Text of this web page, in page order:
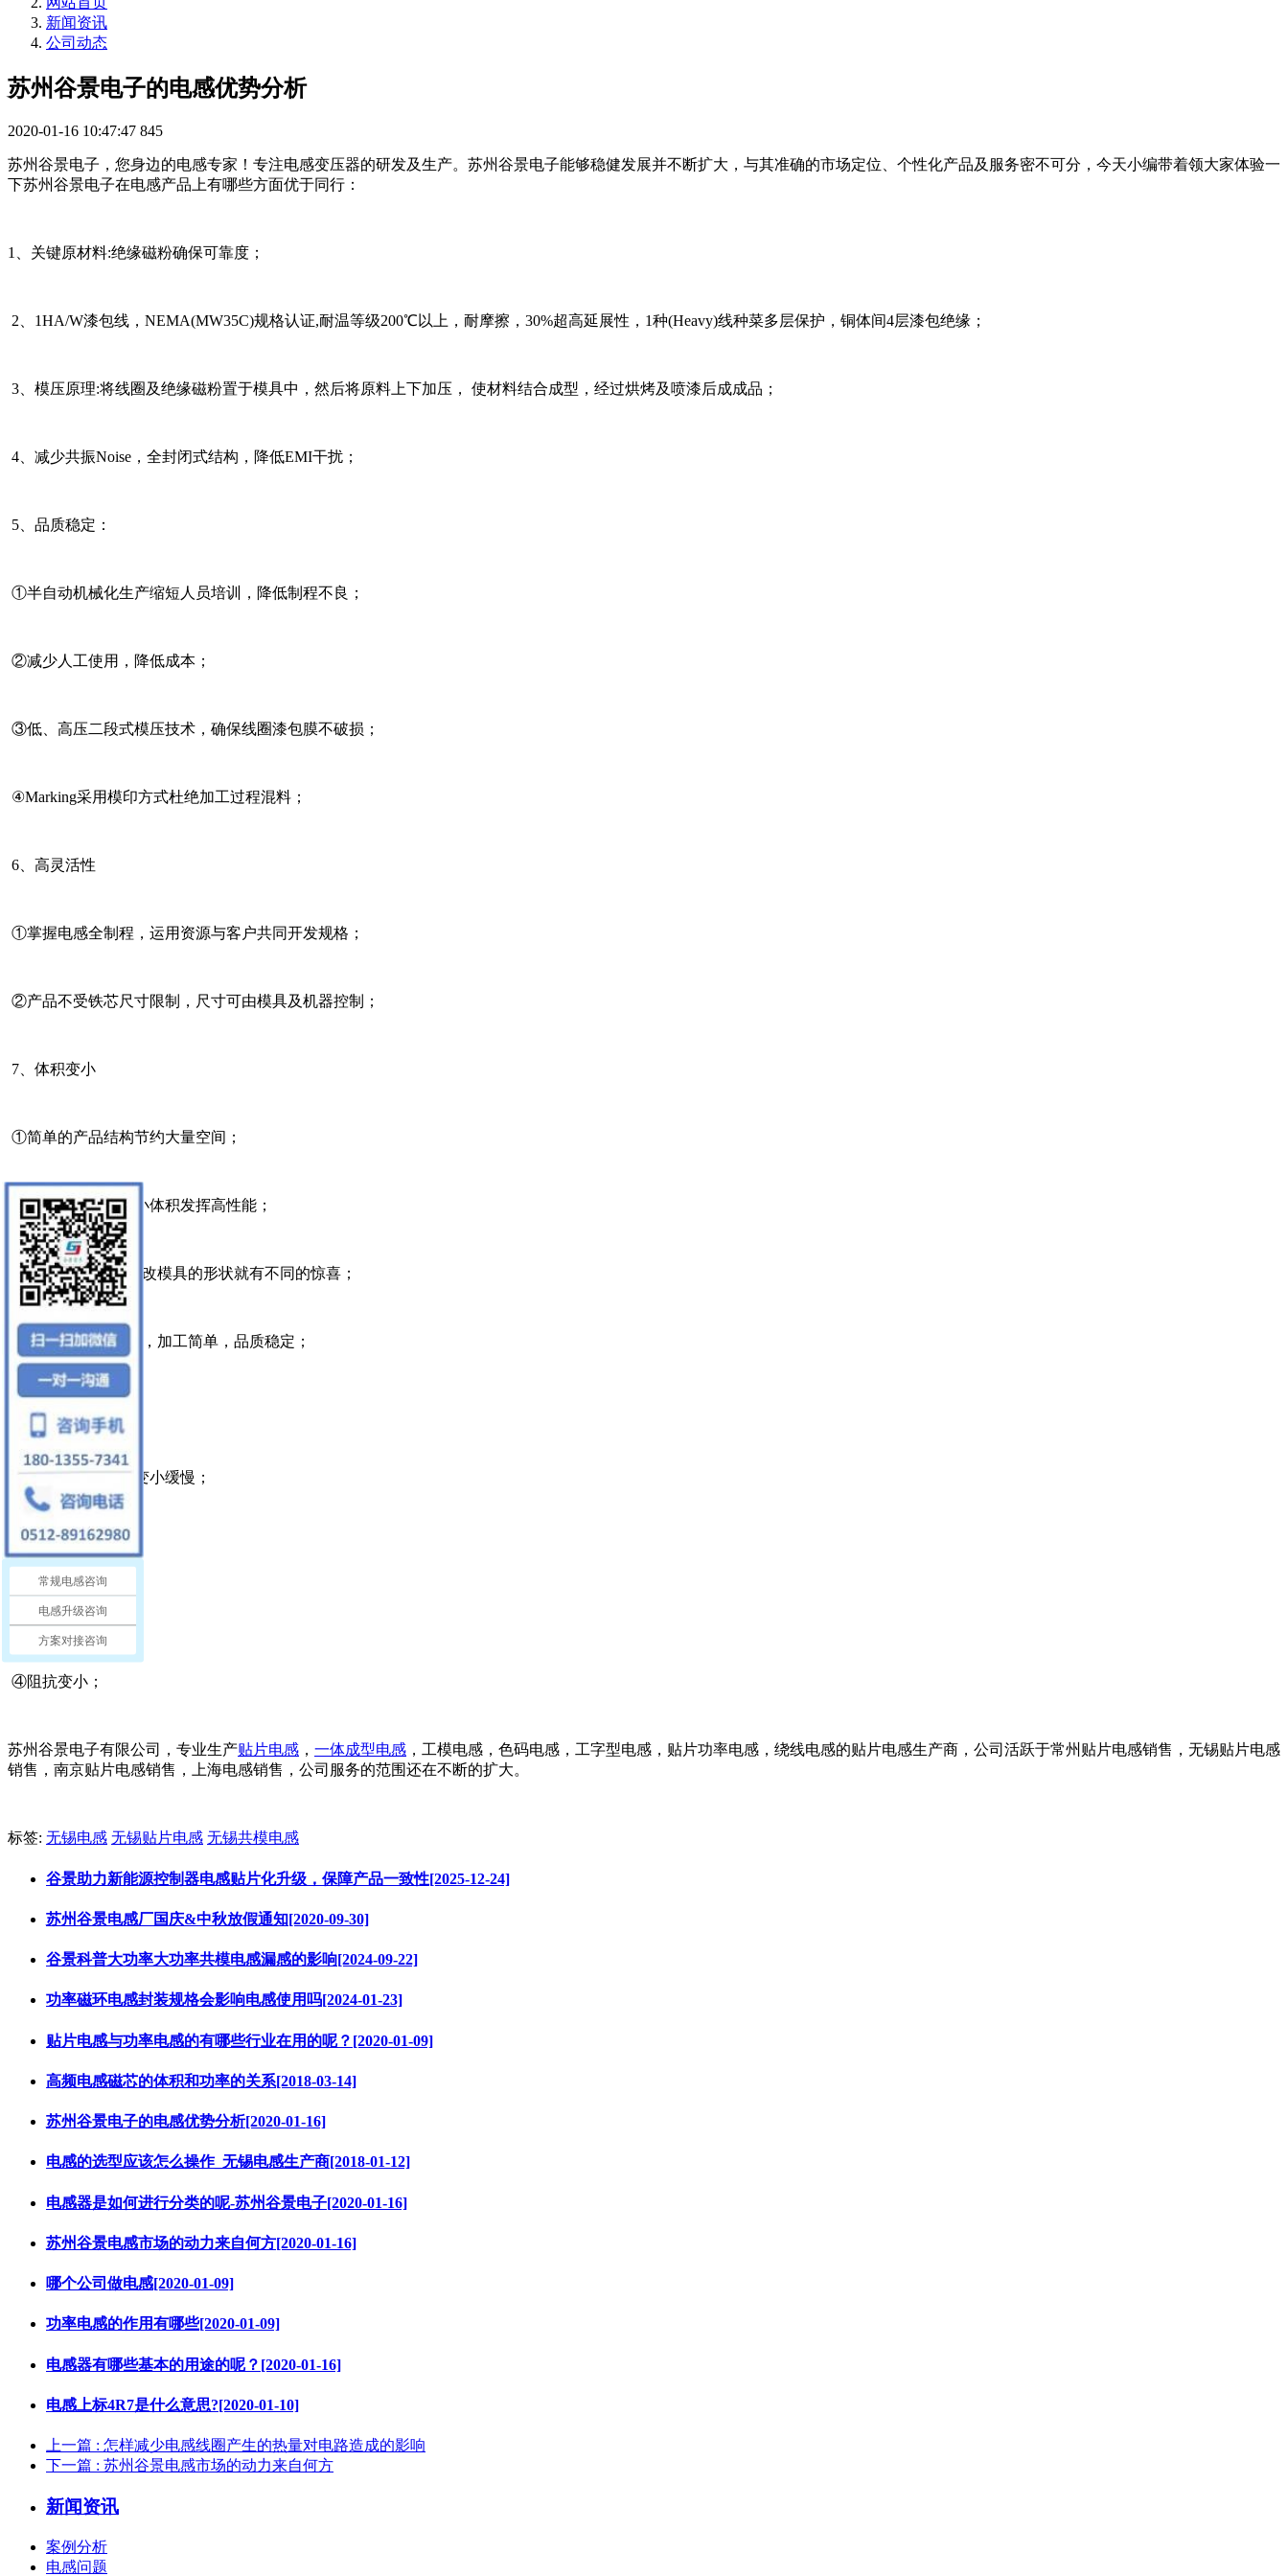
新闻资讯
公司动态
苏州谷景电子的电感优势分析
2020-01-16 10:47:47 845
苏州谷景电子，您身边的电感专家！专注电感变压器的研发及生产。苏州谷景电子能够稳健发展并不断扩大，与其准确的市场定位、个性化产品及服务密不可分，今天小编带着领大家体验一
下苏州谷景电子在电感产品上有哪些方面优于同行：
1、关键原材料:绝缘磁粉确保可靠度；
2、1HA/W漆包线，NEMA(MW35C)规格认证,耐温等级200℃以上，耐摩擦，30%超高延展性，1种(Heavy)线种菜多层保护，铜体间4层漆包绝缘；
3、模压原理:将线圈及绝缘磁粉置于模具中，然后将原料上下加压， 使材料结合成型，经过烘烤及喷漆后成成品；
4、减少共振Noise，全封闭式结构，降低EMI干扰；
5、品质稳定：
①半自动机械化生产缩短人员培训，降低制程不良；
②减少人工使用，降低成本；
③低、高压二段式模压技术，确保线圈漆包膜不破损；
④Marking采用模印方式杜绝加工过程混料；
6、高灵活性
①掌握电感全制程，运用资源与客户共同开发规格；
②产品不受铁芯尺寸限制，尺寸可由模具及机器控制；
7、体积变小
①简单的产品结构节约大量空间；
②先进的粉末技术小体积发挥高性能；
8、外观多元化，更改模具的形状就有不同的惊喜；
9、制造工艺简易化，加工简单，品质稳定；
10、特性对比
①感值衰竭及电流变小缓慢；
②适用于高频率；
③温度变化小；
④阻抗变小；
苏州谷景电子有限公司，专业生产贴片电感 ， 一体成型电感 ，工模电感，色码电感，工字型电感，贴片功率电感，绕线电感的贴片电感生产商，公司活跃于常州贴片电感销售，无锡贴片电感
销售，南京贴片电感销售，上海电感销售，公司服务的范围还在不断的扩大。
标签: 无锡电感 无锡贴片电感 无锡共模电感
谷景助力新能源控制器电感贴片化升级，保障产品一致性[2025-12-24]
苏州谷景电感厂国庆&中秋放假通知[2020-09-30]
谷景科普大功率大功率共模电感漏感的影响[2024-09-22]
功率磁环电感封装规格会影响电感使用吗[2024-01-23]
贴片电感与功率电感的有哪些行业在用的呢？[2020-01-09]
高频电感磁芯的体积和功率的关系[2018-03-14]
苏州谷景电子的电感优势分析[2020-01-16]
电感的选型应该怎么操作_无锡电感生产商[2018-01-12]
电感器是如何进行分类的呢-苏州谷景电子[2020-01-16]
苏州谷景电感市场的动力来自何方[2020-01-16]
哪个公司做电感[2020-01-09]
功率电感的作用有哪些[2020-01-09]
电感器有哪些基本的用途的呢？[2020-01-16]
电感上标4R7是什么意思?[2020-01-10]
上一篇 : 怎样减少电感线圈产生的热量对电路造成的影响
下一篇 : 苏州谷景电感市场的动力来自何方
新闻资讯
案例分析
电感问题
常规电感咨询
电感升级咨询
方案对接咨询